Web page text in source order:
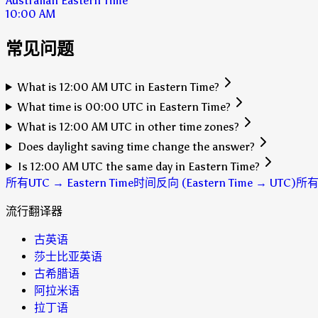
10:00 AM
常见问题
What is 12:00 AM UTC in Eastern Time?
What time is 00:00 UTC in Eastern Time?
What is 12:00 AM UTC in other time zones?
Does daylight saving time change the answer?
Is 12:00 AM UTC the same day in Eastern Time?
所有UTC → Eastern Time时间反向 (Eastern Time → UTC)所
流行翻译器
古英语
莎士比亚英语
古希腊语
阿拉米语
拉丁语